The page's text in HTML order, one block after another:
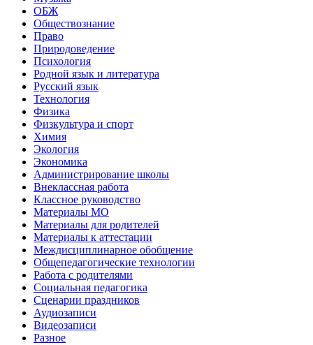
ОБЖ
Обществознание
Право
Природоведение
Психология
Родной язык и литература
Русский язык
Технология
Физика
Физкультура и спорт
Химия
Экология
Экономика
Администрирование школы
Внеклассная работа
Классное руководство
Материалы МО
Материалы для родителей
Материалы к аттестации
Междисциплинарное обобщение
Общепедагогические технологии
Работа с родителями
Социальная педагогика
Сценарии праздников
Аудиозаписи
Видеозаписи
Разное